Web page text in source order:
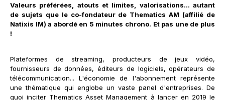
Valeurs préférées, atouts et limites, valorisations... autant
de sujets que le co-fondateur de Thematics AM (affilié de
Natixis IM) a abordé en 5 minutes chrono. Et pas une de plus
!
Plateformes de streaming, producteurs de jeux vidéo,
fournisseurs de données, éditeurs de logiciels, opérateurs de
télécommunication... L'économie de l'abonnement représente
une thématique qui englobe un vaste panel d'entreprises. De
quoi inciter Thematics Asset Management à lancer en 2019 le